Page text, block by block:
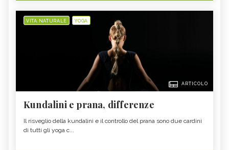
VITA NATURALE YOGA
ARTICOLO
Kundalini e prana, differenze
Il risveglio della kundalini e il controllo del prana sono due cardini
di tutti gli yoga c...